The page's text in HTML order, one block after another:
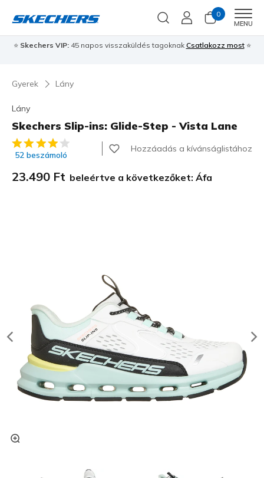
0
MENU
⭐ Skechers VIP:45 napos visszaküldés tagoknak Csatlakozz most⭐
Gyerek Lány
Lány
Skechers Slip-ins: Glide-Step - Vista Lane
4,6 az 5-ből ügyfélértékelés
52 beszámoló
Hozzáadás a kívánságlistához
23.490 Ft beleértve a következőket: Áfa